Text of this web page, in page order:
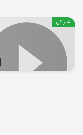
اشتراکی